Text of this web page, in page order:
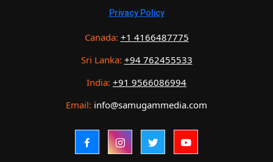
Privacy Policy
Canada: +1 4166487775
Sri Lanka: +94 762455533
India: +91 9566086994
Email: info@samugammedia.com